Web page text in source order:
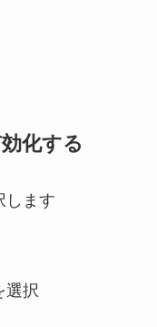
化する
します
選択